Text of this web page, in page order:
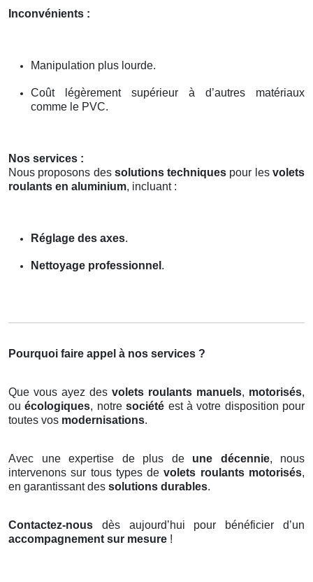
Inconvénients :
Manipulation plus lourde.
Coût légèrement supérieur à d’autres matériaux
comme le PVC.
Nos services :
Nous proposons des solutions techniques pour lesvolets
roulants en aluminium, incluant :
Réglage des axes.
Nettoyage professionnel .
Pourquoi faire appel à nos services ?
Que vous ayez des volets roulants manuels, motorisés,
ouécologiques, notresociété est à votre disposition pour
toutes vos modernisations.
Avec une expertise de plus de une décennie, nous
intervenons sur tous types devolets roulants motorisés,
en garantissant des solutions durables.
Contactez-nous dès aujourd’hui pour bénéficier d’un
accompagnement sur mesure !